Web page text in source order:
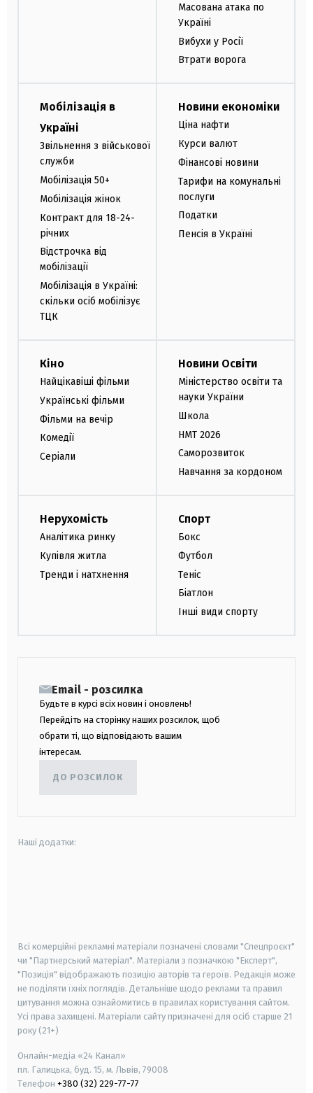
Масована атака по
Україні
Вибухи у Росії
Втрати ворога
Мобілізація в
Україні
Звільнення з військової
служби
Мобілізація 50+
Мобілізація жінок
Контракт для 18-24-
річних
Відстрочка від
мобілізації
Мобілізація в Україні:
скільки осіб мобілізує
ТЦК
Новини економіки
Ціна нафти
Курси валют
Фінансові новини
Тарифи на комунальні
послуги
Податки
Пенсія в Україні
Кіно
Найцікавіші фільми
Українські фільми
Фільми на вечір
Комедії
Серіали
Новини Освіти
Міністерство освіти та
науки України
Школа
НМТ 2026
Саморозвиток
Навчання за кордоном
Нерухомість
Аналітика ринку
Купівля житла
Тренди і натхнення
Спорт
Бокс
Футбол
Теніс
Біатлон
Інші види спорту
Email - розсилка
Будьте в курсі всіх новин і оновлень!
Перейдіть на сторінку наших розсилок, щоб
обрати ті, що відповідають вашим
інтересам.
ДО РОЗСИЛОК
Наші додатки:
Всі комерційні рекламні матеріали позначені словами "Спецпроєкт"
чи "Партнерський матеріал". Матеріали з позначкою "Експерт",
"Позиція" відображають позицію авторів та героїв. Редакція може
не поділяти їхніх поглядів. Детальніше щодо реклами та правил
цитування можна ознайомитись в правилах користування сайтом.
Усі права захищені. Матеріали сайту призначені для осіб старше 21
року (21+)
Онлайн-медіа «24 Канал»
пл. Галицька, буд. 15, м. Львів, 79008
Телефон +380 (32) 229-77-77